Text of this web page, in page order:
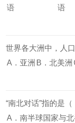
语
语
世界各大洲中，人
A．亚洲 B．北美洲
“南北对话”指的是（
A．南半球国家与